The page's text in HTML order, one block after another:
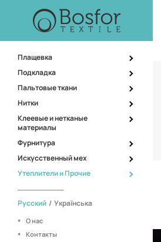
Плащевка
Подкладка
Пальтовые ткани
Нитки
Клеевые и нетканые
материалы
Фурнитура
Искусственный мех
Утеплители и Прочие
Русский / Українська
О нас
Контакты